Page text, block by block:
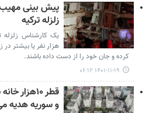
زلزله ترکیه
هزار نفر یا بیشتر در
کرده و جان خود را از دست داده باشند.
۱۴۰۱-۱۱-۱۹ ۰۶:۱۲
قطر ۱۰هزار
و سوریه هدیه